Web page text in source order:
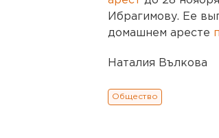
Ибрагимову. Ее
домашнем аресте
Наталия Вълкова
Общество